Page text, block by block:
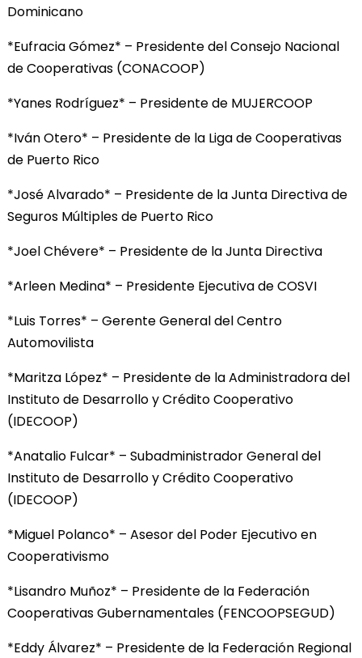
Dominicano
*Eufracia Gómez* – Presidente del Consejo Nacional
de Cooperativas (CONACOOP)
*Yanes Rodríguez* – Presidente de MUJERCOOP
*Iván Otero* – Presidente de la Liga de Cooperativas
de Puerto Rico
*José Alvarado* – Presidente de la Junta Directiva de
Seguros Múltiples de Puerto Rico
*Joel Chévere* – Presidente de la Junta Directiva
*Arleen Medina* – Presidente Ejecutiva de COSVI
*Luis Torres* – Gerente General del Centro
Automovilista
*Maritza López* – Presidente de la Administradora del
Instituto de Desarrollo y Crédito Cooperativo
(IDECOOP)
*Anatalio Fulcar* – Subadministrador General del
Instituto de Desarrollo y Crédito Cooperativo
(IDECOOP)
*Miguel Polanco* – Asesor del Poder Ejecutivo en
Cooperativismo
*Lisandro Muñoz* – Presidente de la Federación
Cooperativas Gubernamentales (FENCOOPSEGUD)
*Eddy Álvarez* – Presidente de la Federación Regional